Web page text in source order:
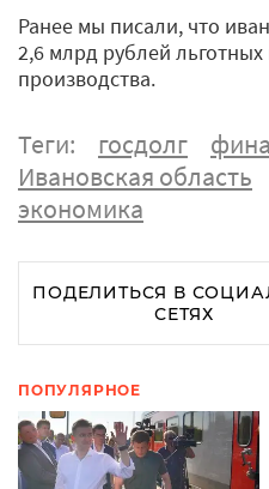
Ранее мы писали, что
2,6 млрд рублей
производства.
Теги: госдолг
Ивановская область
экономика
ПОДЕЛИТЬСЯ В
СЕТЯХ
ПОПУЛЯРНОЕ